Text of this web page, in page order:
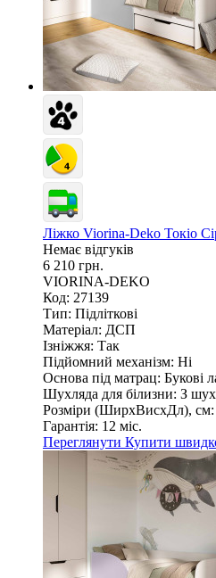
Ліжко Viorina-Deko Токіо
Немає відгуків
6 210 грн.
VIORINA-DEKO
Код: 27139
Тип: Підліткові
Матеріал: ДСП
Ізніжжя: Так
Підйомний механізм: Ні
Основа під матрац: Букові
Шухляда для білизни: З
Розміри (ШирxВисxДл), см:
Гарантія: 12 міс.
Переглянути Купити